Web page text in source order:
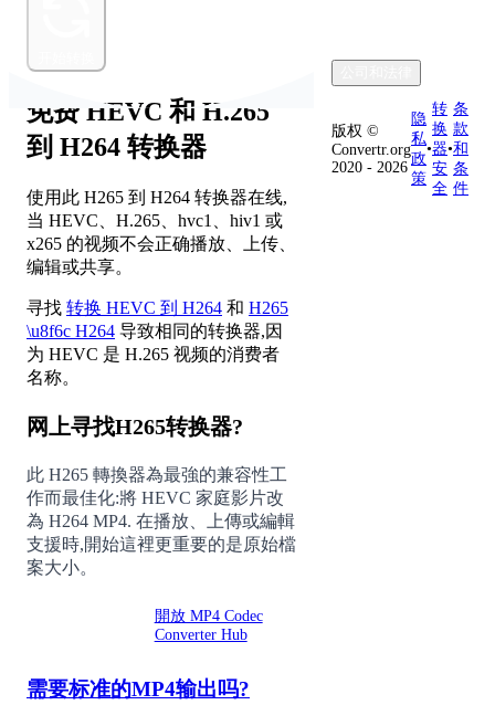
免费 HEVC 和 H.265
到 H264 转换器
使用此 H265 到 H264 转换器在线,
当 HEVC、H.265、hvc1、hiv1 或
x265 的视频不会正确播放、上传、
编辑或共享。
寻找 转换 HEVC 到 H264 和 H265
\u8f6c H264 导致相同的转换器,因
为 HEVC 是 H.265 视频的消费者
名称。
网上寻找H265转换器?
此 H265 轉換器為最強的兼容性工
作而最佳化:將 HEVC 家庭影片改
為 H264 MP4. 在播放、上傳或編輯
支援時,開始這裡更重要的是原始檔
案大小。
開放 MP4 Codec
Converter Hub
需要标准的MP4输出吗?
版权 ©
Convertr.org
2020 - 2026
隐
私
政
策
•
转
换
器
安
全
•
条
款
和
条
件